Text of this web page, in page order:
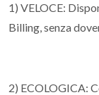
1) VELOCE:
Billing, senza
2) ECOLOGICA: